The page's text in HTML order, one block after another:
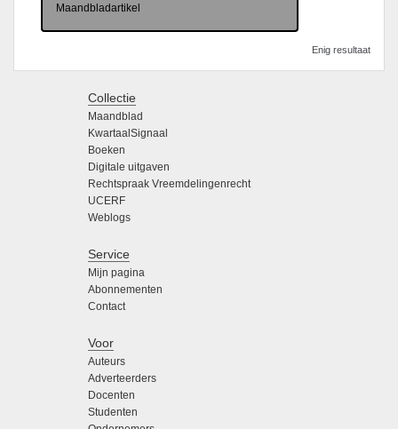
Maandbladartikel
Enig resultaat
Collectie
Maandblad
KwartaalSignaal
Boeken
Digitale uitgaven
Rechtspraak Vreemdelingenrecht
UCERF
Weblogs
Service
Mijn pagina
Abonnementen
Contact
Voor
Auteurs
Adverteerders
Docenten
Studenten